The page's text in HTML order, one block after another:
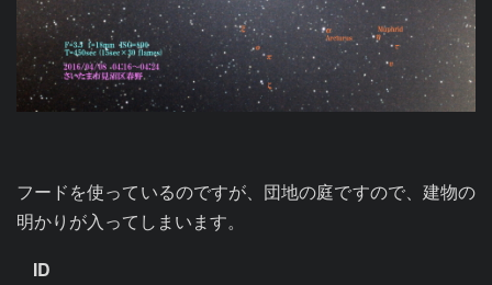
フードを使っているのですが、団地の庭ですので、建物の
明かりが入ってしまいます。
ID